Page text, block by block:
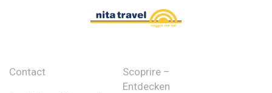
Contact
Scoprire –
Entdecken